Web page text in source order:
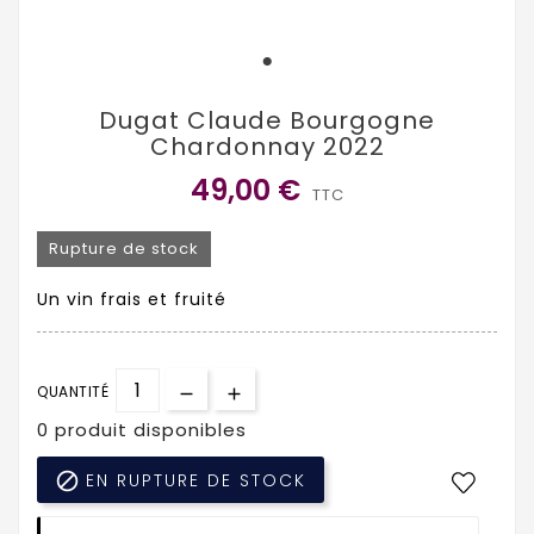
Dugat Claude Bourgogne
Chardonnay 2022
49,00 € TTC
Rupture de stock
Un vin frais et fruité
QUANTITÉ
0 produit disponibles
 EN RUPTURE DE STOCK